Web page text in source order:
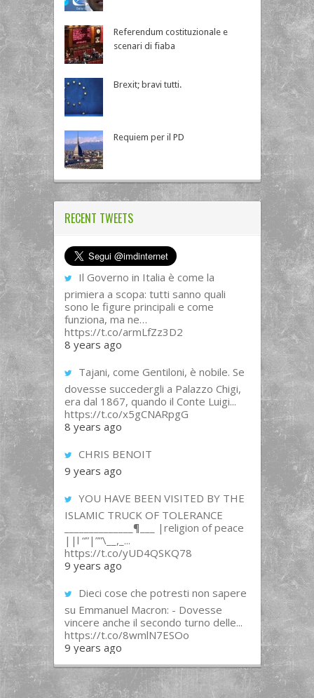
Referendum costituzionale e
scenari di fiaba
Brexit; bravi tutti.
Requiem per il PD
RECENT TWEETS
Il Governo in Italia è come la
primiera a scopa: tutti sanno quali
sono le figure principali e come
funziona, ma ne…
https://t.co/armLfZz3D2
8 years ago
Tajani, come Gentiloni, è nobile. Se
dovesse succedergli a Palazzo Chigi,
era dal 1867, quando il Conte Luigi...
https://t.co/x5gCNARpgG
8 years ago
CHRIS BENOIT
9 years ago
YOU HAVE BEEN VISITED BY THE
ISLAMIC TRUCK OF TOLERANCE
______________¶___ |religion of peace
||l “”|””\__,_...
https://t.co/yUD4QSKQ78
9 years ago
Dieci cose che potresti non sapere
su Emmanuel Macron: - Dovesse
vincere anche il secondo turno delle...
https://t.co/8wmlN7ESOo
9 years ago